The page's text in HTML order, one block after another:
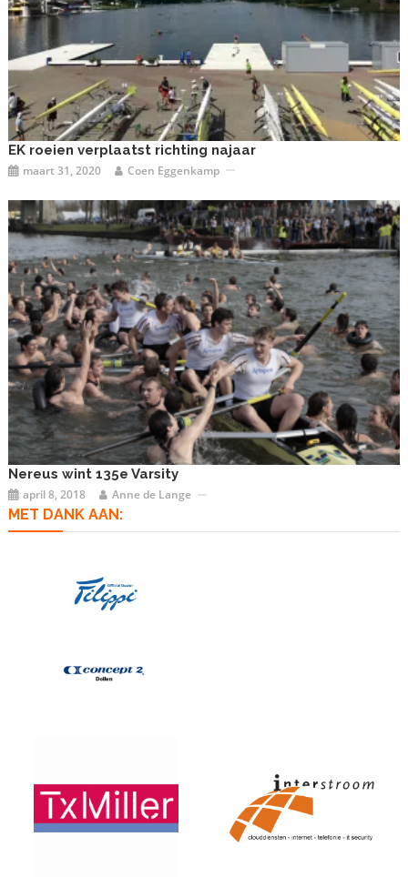
EK roeien verplaatst richting najaar
maart 31, 2020 Coen Eggenkamp
Nereus wint 135e Varsity
april 8, 2018 Anne de Lange
MET DANK AAN: